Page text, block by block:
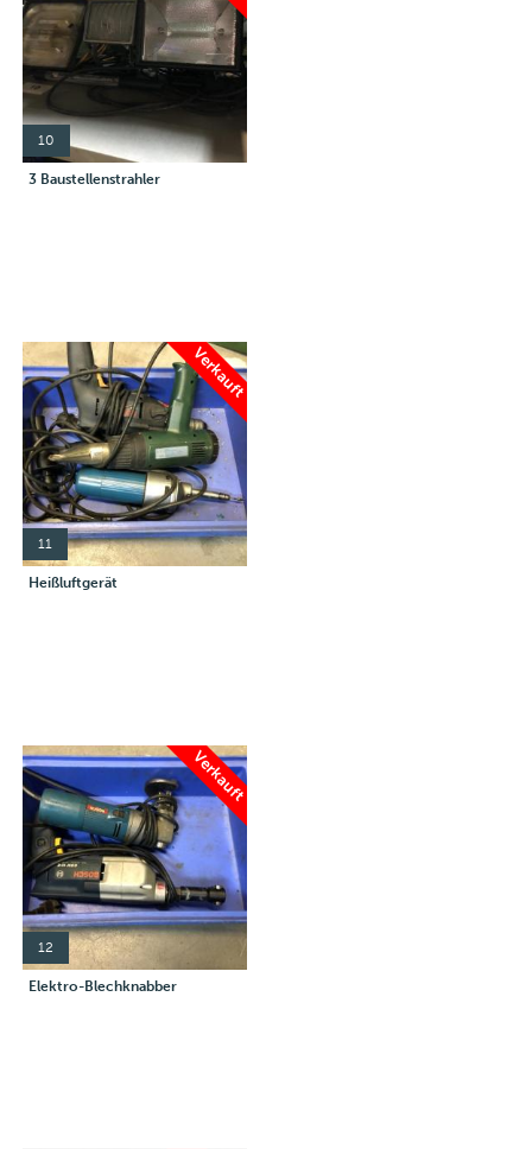
10
3 Baustellenstrahler
Verkauft
11
Heißluftgerät
Verkauft
12
Elektro-Blechknabber